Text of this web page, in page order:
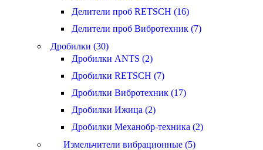
Делители проб RETSCH (16)
Делители проб Вибротехник (7)
Дробилки (30)
Дробилки ANTS (2)
Дробилки RETSCH (7)
Дробилки Вибротехник (17)
Дробилки Ижица (2)
Дробилки Механобр-техника (2)
Измельчители вибрационные (5)